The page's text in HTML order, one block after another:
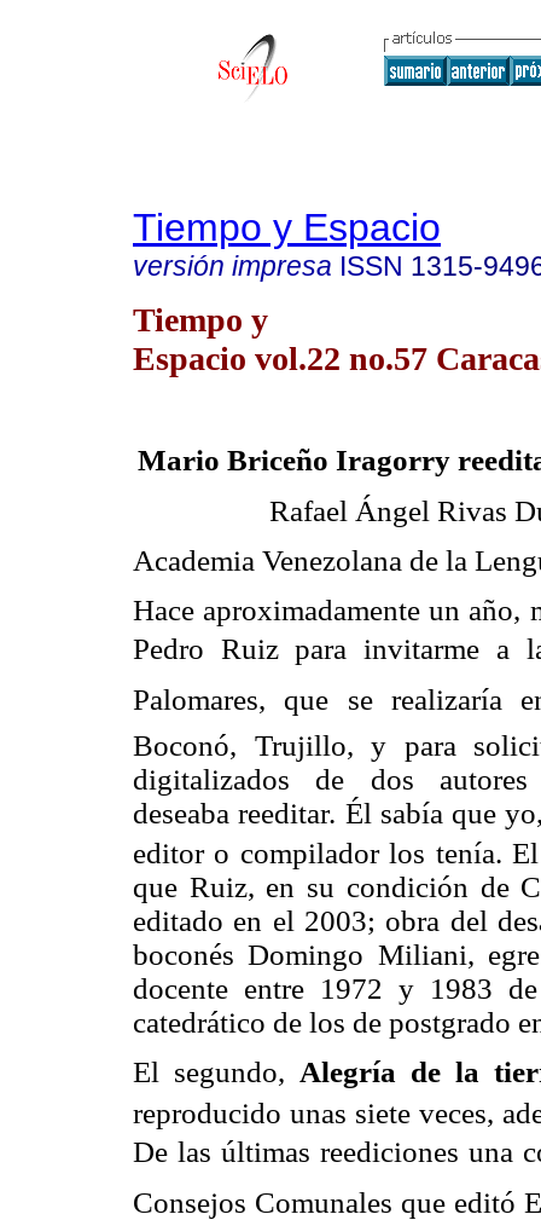
Tiempo y Espacio
versión impresa ISSN 1315-
Tiempo y
Espacio vol.22 no.57
Mario Briceño Iragorry
Rafael Ángel Rivas
Academia Venezolana de la
Hace aproximadamente un año,
Pedro Ruiz para invitarme a
Palomares, que se realizaría
Boconó, Trujillo, y para
digitalizados de dos
deseaba reeditar. Él sabía que
editor o compilador los tenía.
que Ruiz, en su condición de
editado en el 2003; obra del
boconés Domingo Miliani,
docente entre 1972 y 1983
catedrático de los de postgrado
El segundo, Alegría de la
reproducido unas siete veces,
De las últimas reediciones una
Consejos Comunales que editó